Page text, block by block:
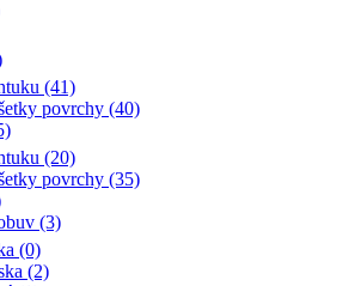
(41)
povrchy (40)
(20)
povrchy (35)
(3)
(0)
(2)